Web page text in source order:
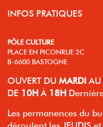
INFOS PRATIQUES
PÔLE CULTURE
PLACE EN PICONRUE 2C
B-6600 BASTOGNE
OUVERT DU MARDI AU
DE 10H À 18H
Les permanences du
déroulent les JEUDIS et